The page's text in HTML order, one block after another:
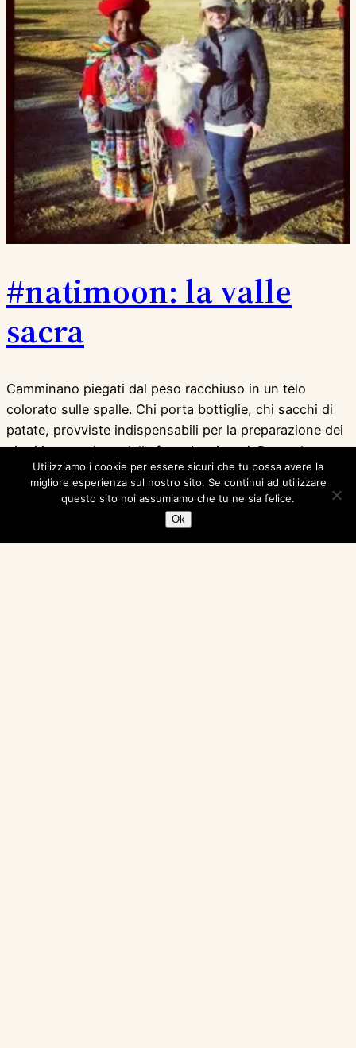
#natimoon: la valle
sacra
Camminano piegati dal peso racchiuso in un telo
colorato sulle spalle. Chi porta bottiglie, chi sacchi di
patate, provviste indispensabili per la preparazione dei
piatti in occasione delle feste imminenti. Da qualcuno
spunta una testolina dalla pelle ambrata che ciondola
come una bambola, abituata al dondolio del tragitto che
ha certamente qualcosa di ancestrale nei…
Utilizziamo i cookie per essere sicuri che tu possa avere la
migliore esperienza sul nostro sito. Se continui ad utilizzare
questo sito noi assumiamo che tu ne sia felice.
Ok